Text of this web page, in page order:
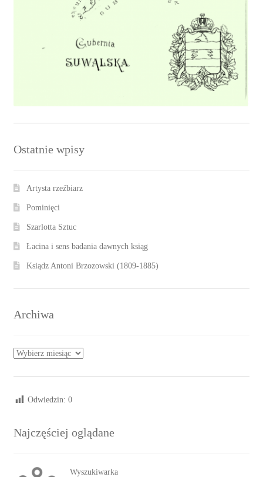
Ostatnie wpisy
Artysta rzeźbiarz
Pominięci
Szarlotta Sztuc
Łacina i sens badania dawnych ksiąg
Ksiądz Antoni Brzozowski (1809-1885)
Archiwa
Archiwa
Odwiedzin: 0
Najczęściej oglądane
Wyszukiwarka